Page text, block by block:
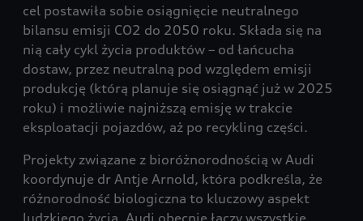
cel postawiła sobie osiągnięcie neutralnego
bilansu emisji CO2 do 2050 roku. Składa się na
nią cały cykl życia produktów – od łańcucha
dostaw, przez neutralną pod względem emisji
produkcję (którą planuje się osiągnąć już w 2025
roku) i możliwie najniższą emisję w trakcie
eksploatacji pojazdów, aż po recykling części.
Projekty związane z bioróżnorodnością w Audi
koordynuje dr Antje Arnold, która podkreśla, że
różnorodność biologiczna to kluczowy aspekt
ludzkiego życia. Audi obecnie łączy wszystkie